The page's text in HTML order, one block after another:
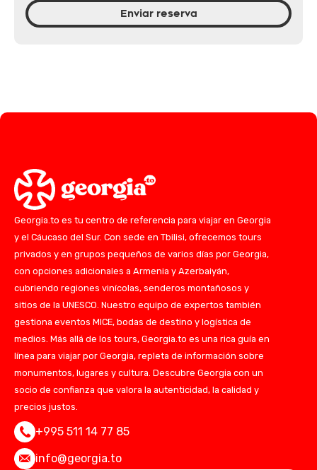
Enviar reserva
Georgia.to es tu centro de referencia para viajar en Georgia
y el Cáucaso del Sur. Con sede en Tbilisi, ofrecemos tours
privados y en grupos pequeños de varios días por Georgia,
con opciones adicionales a Armenia y Azerbaiyán,
cubriendo regiones vinícolas, senderos montañosos y
sitios de la UNESCO. Nuestro equipo de expertos también
gestiona eventos MICE, bodas de destino y logística de
medios. Más allá de los tours, Georgia.to es una rica guía en
línea para viajar por Georgia, repleta de información sobre
monumentos, lugares y cultura. Descubre Georgia con un
socio de confianza que valora la autenticidad, la calidad y
precios justos.
+995 511 14 77 85
info@georgia.to